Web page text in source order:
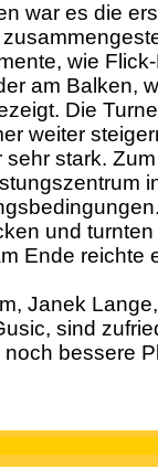
war es die
wie
am Balken,
Die
weiter
sehr stark.
und
Ende reichte
Janek
sind
noch bessere